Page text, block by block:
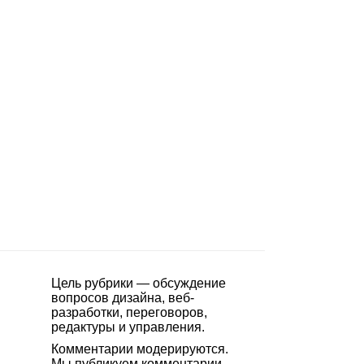
Цель рубрики — обсуждение
вопросов дизайна, веб-
разработки, переговоров,
редактуры и управления.
Комментарии модерируются.